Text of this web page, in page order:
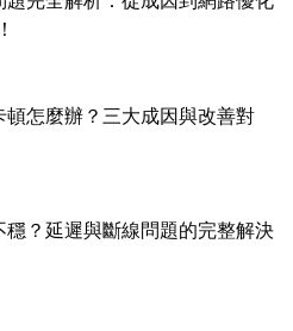
怎麼辦？三大成因與改善對
？延遲與斷線問題的完整解決